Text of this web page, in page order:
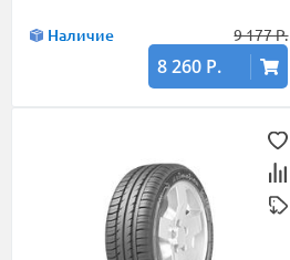
Наличие 9 177 Р.
8 260 Р.